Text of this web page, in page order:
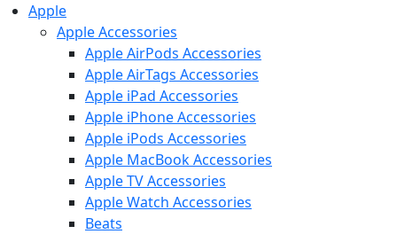
Apple
Apple Accessories
Apple AirPods Accessories
Apple AirTags Accessories
Apple iPad Accessories
Apple iPhone Accessories
Apple iPods Accessories
Apple MacBook Accessories
Apple TV Accessories
Apple Watch Accessories
Beats